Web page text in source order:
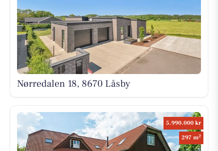
Nørredalen 18, 8670 Låsby
5.990.000 kr
297 m2